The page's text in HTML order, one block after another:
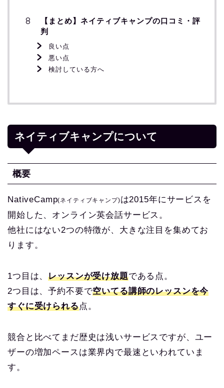
【まとめ】ネイティブキャンプの口コミ・評
判
良い点
悪い点
検討している方へ
ネイティブキャンプについて
概要
NativeCamp(ネイティブキャンプ)は2015年にサービスを
開始した、オンライン英会話サービス。
他社にはない2つの特徴が、大きな注目を集めてお
ります。
1つ目は、レッスンが受け放題である点。
2つ目は、予約不要で空いてる講師のレッスンを今
すぐに受けられる点。
競合と比べてまだ歴史は浅いサービスですが、ユー
ザーの増加ペースは業界内で最速といわれていま
す。